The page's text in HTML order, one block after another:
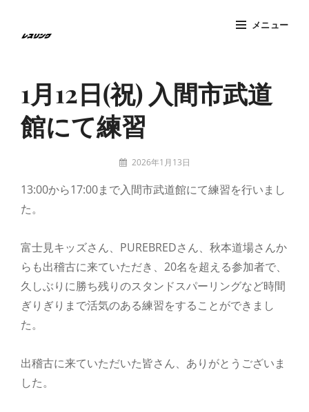
メニュー
1月12日(祝) 入間市武道
館にて練習
投
者:
2026年1月13日
13:00から17:00まで入間市武道館にて練習を行いまし
た。
富士見キッズさん、PUREBREDさん、秋本道場さんか
らも出稽古に来ていただき、20名を超える参加者で、
久しぶりに勝ち残りのスタンドスパーリングなど時間
ぎりぎりまで活気のある練習をすることができまし
た。
出稽古に来ていただいた皆さん、ありがとうございま
した。